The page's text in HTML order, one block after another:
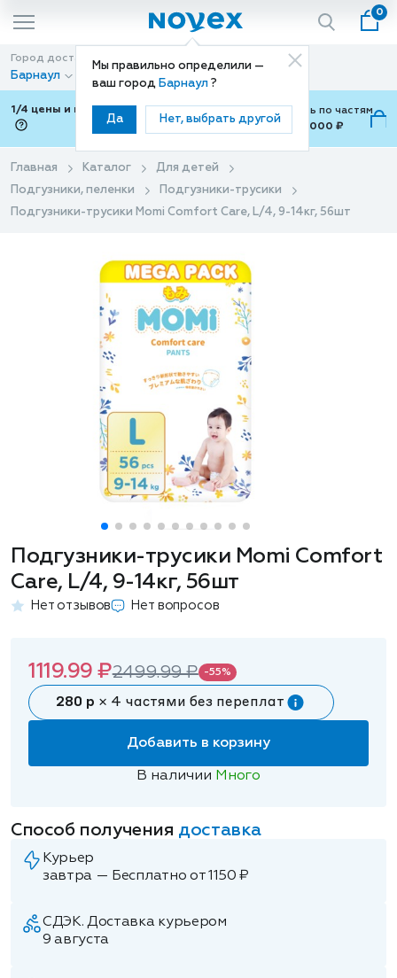
Мы правильно определили —
ваш город Барнаул ?
Да Нет, выбрать другой
0
Город доставки
Барнаул
Способ доставки
Доставка
1/4 цены и покупки ваши с Подели
Можно оплатить по частям
от 700 ₽ до 15,000 ₽
Главная Каталог
Для детей
Подгузники, пеленки
Подгузники-трусики
Подгузники-трусики Momi Comfort Care, L/4, 9-14кг, 56шт
Подгузники-трусики Momi Comfort
Care, L/4, 9-14кг, 56шт
Нет отзывов Нет вопросов
1119.99 ₽2499.99 ₽ -55%
280 р × 4 частями без переплат
Добавить в корзину
В наличии Много
Способ получения доставка
Курьер
завтра — Бесплатно от 1150 ₽
СДЭК. Доставка курьером
9 августа